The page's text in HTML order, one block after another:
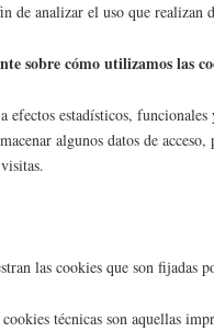
de analizar el uso que realizan
sobre cómo utilizamos las
efectos estadísticos,
algunos datos de
las cookies que son fijadas
técnicas son aquellas